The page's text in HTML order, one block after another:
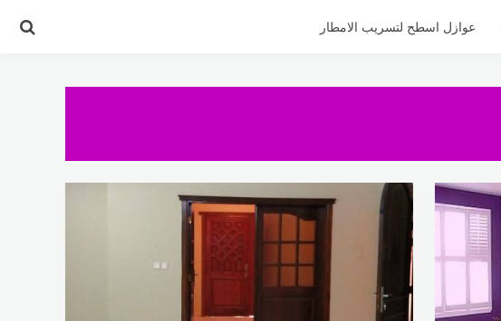
عوازل اسطح لتسريب الامطار